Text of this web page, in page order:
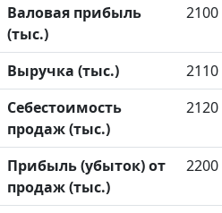
Валовая прибыль
(тыс.)
2100
Выручка (тыс.) 2110
Себестоимость
продаж (тыс.)
2120
Прибыль (убыток) от
продаж (тыс.)
2200